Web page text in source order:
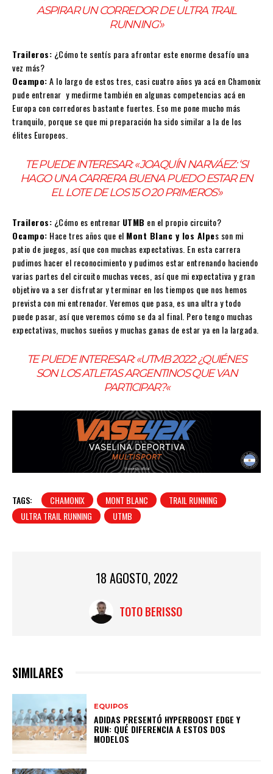
ASPIRAR UN CORREDOR DE ULTRA TRAIL
RUNNING'»
Traileros: ¿Cómo te sentís para afrontar este enorme desafío una
vez más?
Ocampo:A lo largo de estos tres, casi cuatro años ya acá en Chamonix
pude entrenar y medirme también en algunas competencias acá en
Europa con corredores bastante fuertes. Eso me pone mucho más
tranquilo, porque se que mi preparación ha sido similar a la de los
élites Europeos.
TE PUEDE INTERESAR:«JOAQUÍN NARVÁEZ: ‘SI
HAGO UNA CARRERA BUENA PUEDO ESTAR EN
EL LOTE DE LOS 15 O 20 PRIMEROS'»
Traileros: ¿Cómo es entrenar UTMB en el propio circuito?
Ocampo: Hace tres años que el Mont Blanc y los Alpes son mi
patio de juegos, así que con muchas expectativas. En esta carrera
pudimos hacer el reconocimiento y pudimos estar entrenando haciendo
varias partes del circuito muchas veces, así que mi expectativa y gran
objetivo va a ser disfrutar y terminar en los tiempos que nos hemos
prevista con mi entrenador. Veremos que pasa, es una ultra y todo
puede pasar, así que veremos cómo se da al final. Pero tengo muchas
expectativas, muchos sueños y muchas ganas de estar ya en la largada.
TE PUEDE INTERESAR:«UTMB 2022: ¿QUIÉNES
SON LOS ATLETAS ARGENTINOS QUE VAN
PARTICIPAR?«
TAGS: CHAMONIX MONT BLANC
TRAIL RUNNING
ULTRA TRAIL RUNNING
UTMB
18 AGOSTO, 2022
TOTO BERISSO
SIMILARES
EQUIPOS
ADIDAS PRESENTÓ HYPERBOOST EDGE Y
RUN: QUÉ DIFERENCIA A ESTOS DOS
MODELOS